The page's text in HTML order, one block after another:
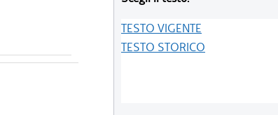
TESTO VIGENTE
TESTO STORICO